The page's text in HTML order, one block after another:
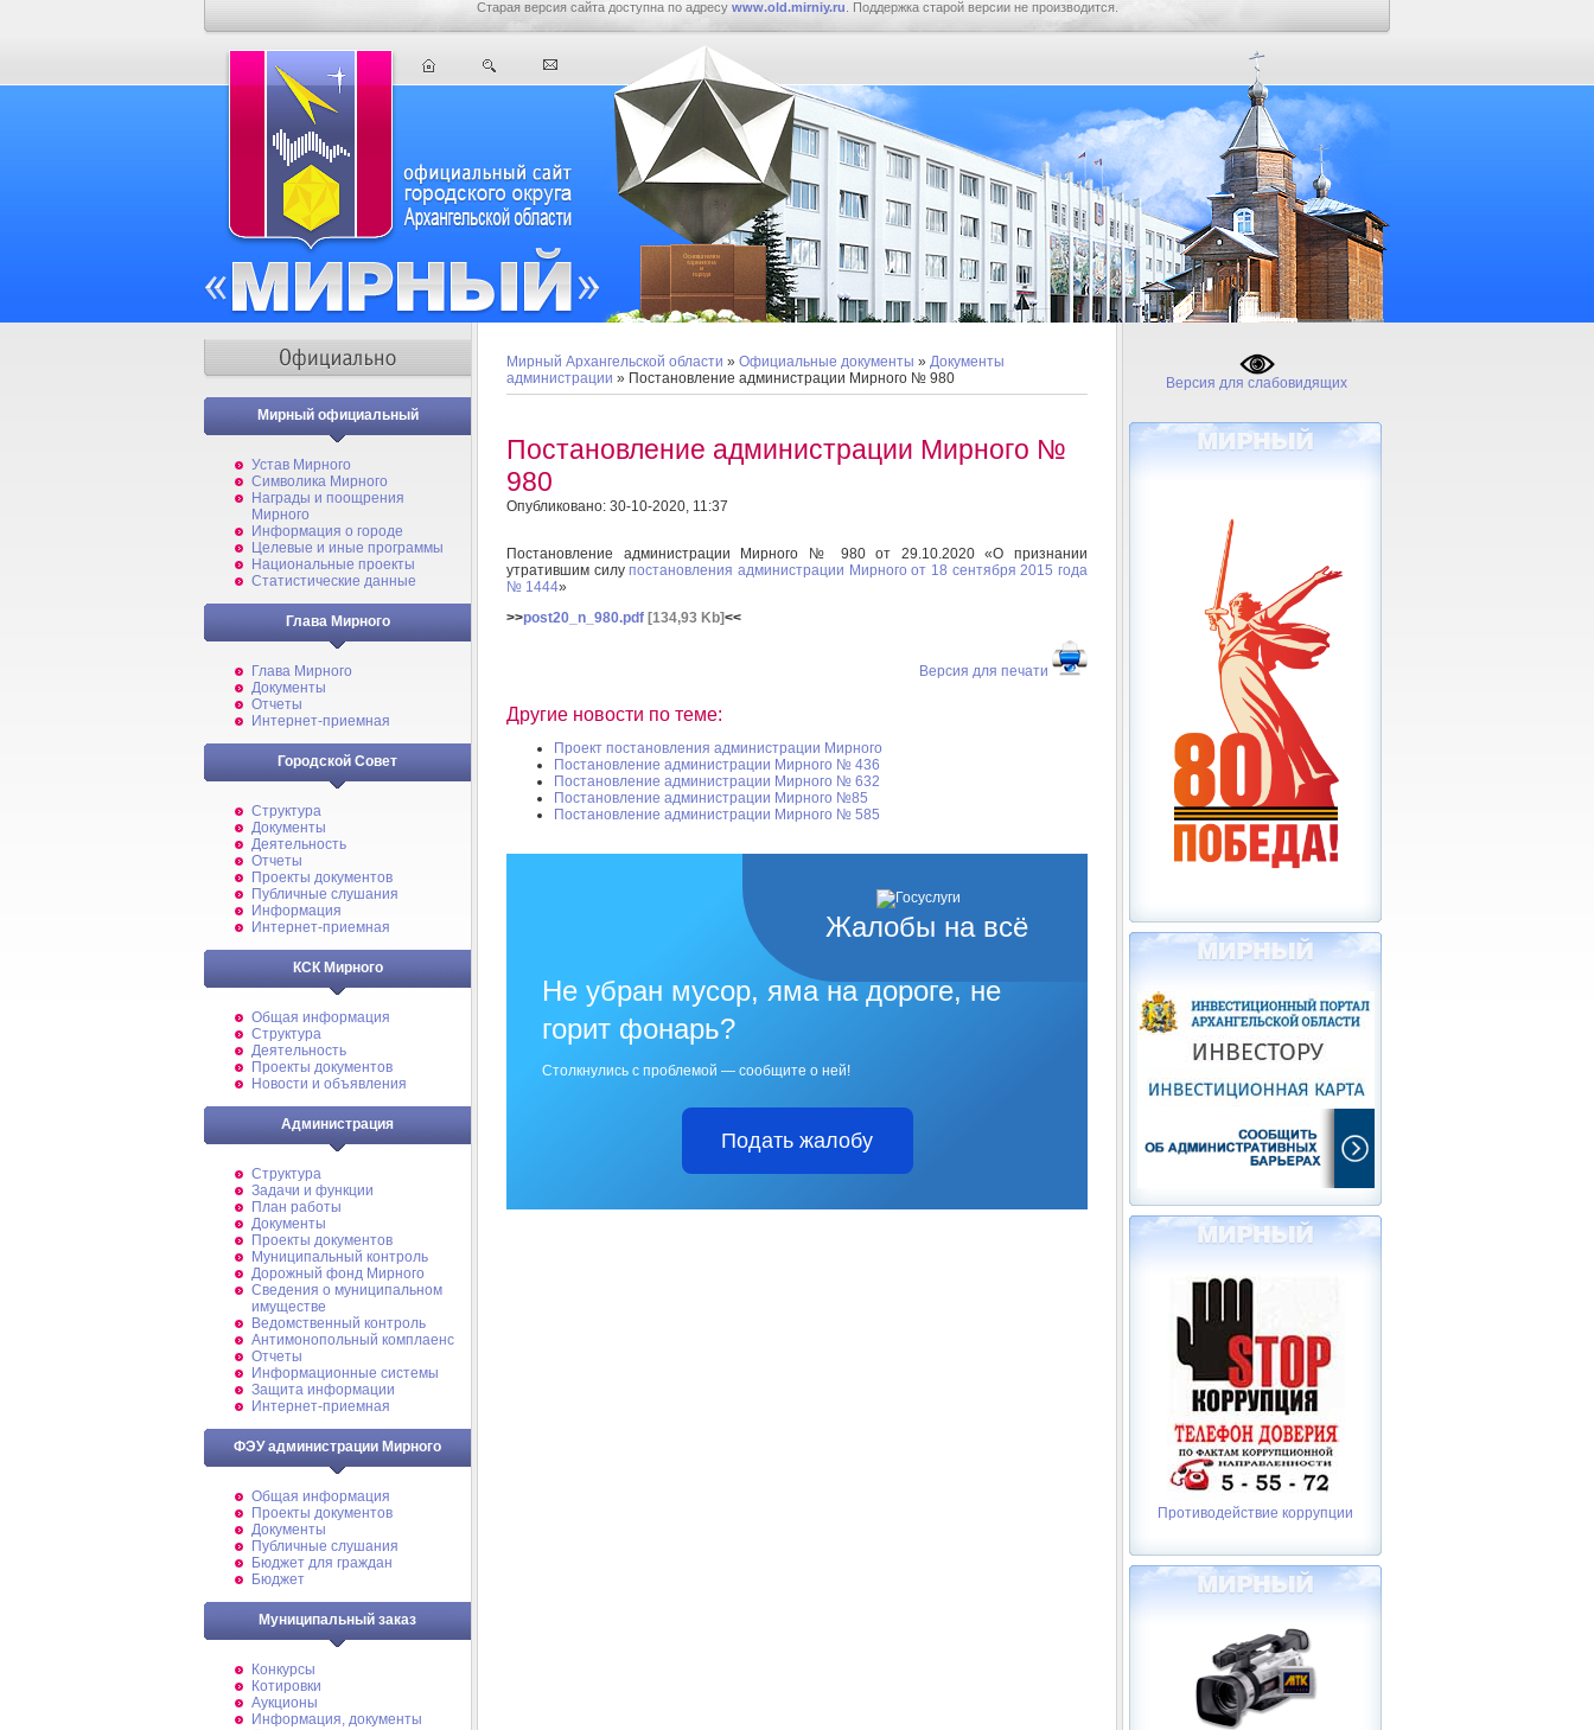
Старая версия сайта доступна по адресу www.old.mirniy.ru . Поддержка старой версии не производится.
Мирный официальный
Устав Мирного
Символика Мирного
Награды и поощрения
Мирного
Информация о городе
Целевые и иные программы
Национальные проекты
Статистические данные
Глава Мирного
Глава Мирного
Документы
Отчеты
Интернет-приемная
Городской Совет
Структура
Документы
Деятельность
Отчеты
Проекты документов
Публичные слушания
Информация
Интернет-приемная
КСК Мирного
Общая информация
Структура
Деятельность
Проекты документов
Новости и объявления
Администрация
Структура
Задачи и функции
План работы
Документы
Проекты документов
Муниципальный контроль
Дорожный фонд Мирного
Cведения о муниципальном
имуществе
Ведомственный контроль
Антимонопольный комплаенс
Отчеты
Информационные системы
Защита информации
Интернет-приемная
ФЭУ администрации Мирного
Общая информация
Проекты документов
Документы
Публичные слушания
Бюджет для граждан
Бюджет
Муниципальный заказ
Конкурсы
Котировки
Аукционы
Информация, документы
Мирный Архангельской области » Официальные документы » Документы
администрации » Постановление администрации Мирного № 980
Постановление администрации Мирного №
980
Опубликовано: 30-10-2020, 11:37
Постановление администрации Мирного № 980 от 29.10.2020 «О признании
утратившим силупостановления администрации Мирного от 18 сентября 2015 года
№ 1444»
>>post20_n_980.pdf [134,93 Kb]<<
Версия для печати
Другие новости по теме:
Проект постановления администрации Мирного
Постановление администрации Мирного № 436
Постановление администрации Мирного № 632
Постановление администрации Мирного №85
Постановление администрации Мирного № 585
Жалобы на всё
Не убран мусор, яма на дороге, не
горит фонарь?
Столкнулись с проблемой — сообщите о ней!
Подать жалобу
Версия для слабовидящих
Противодействие коррупции